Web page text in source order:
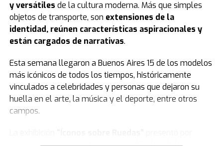
y versátiles de la cultura moderna. Más que simples
objetos de transporte, son extensiones de la
identidad, reúnen características aspiracionales y
están cargados de narrativas.
Esta semana llegaron a Buenos Aires 15 de los modelos
más icónicos de todos los tiempos, históricamente
vinculados a celebridades y personas que dejaron su
huella en el arte, la música y el deporte, entre otros
campos.